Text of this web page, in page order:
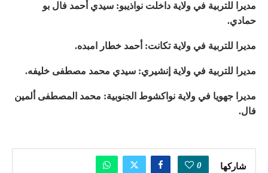
مديرا للتربية في ولاية داخلت نواذيبو: سيدي أحمد فال بو
حمادي.
مديرا للتربية في ولاية تكانت: أحمد خطار امبده.
مديرا للتربية في ولاية إنشيري: سيدي محمد مصطفى خليفه.
مديرا جهويا في ولاية نواكشوط الجنوبية: محمد المصطفى ألمين
فال.
شاركها 0